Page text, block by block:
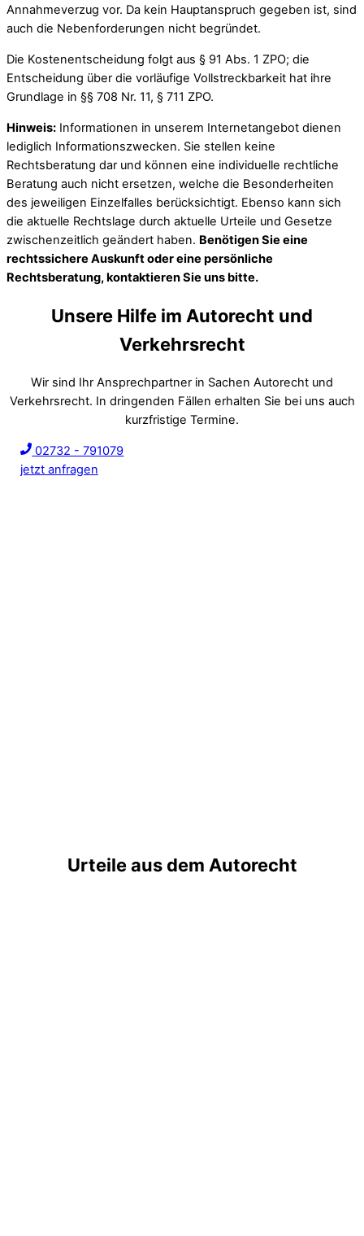
Annahmeverzug vor. Da kein Hauptanspruch gegeben ist, sind
auch die Nebenforderungen nicht begründet.
Die Kostenentscheidung folgt aus § 91 Abs. 1 ZPO; die
Entscheidung über die vorläufige Vollstreckbarkeit hat ihre
Grundlage in §§ 708 Nr. 11, § 711 ZPO.
Hinweis: Informationen in unserem Internetangebot dienen
lediglich Informationszwecken. Sie stellen keine
Rechtsberatung dar und können eine individuelle rechtliche
Beratung auch nicht ersetzen, welche die Besonderheiten
des jeweiligen Einzelfalles berücksichtigt. Ebenso kann sich
die aktuelle Rechtslage durch aktuelle Urteile und Gesetze
zwischenzeitlich geändert haben. Benötigen Sie eine
rechtssichere Auskunft oder eine persönliche
Rechtsberatung, kontaktieren Sie uns bitte.
Unsere Hilfe im Autorecht und
Verkehrsrecht
Wir sind Ihr Ansprechpartner in Sachen Autorecht und
Verkehrsrecht. In dringenden Fällen erhalten Sie bei uns auch
kurzfristige Termine.
02732 - 791079
jetzt anfragen
Urteile aus dem Autorecht